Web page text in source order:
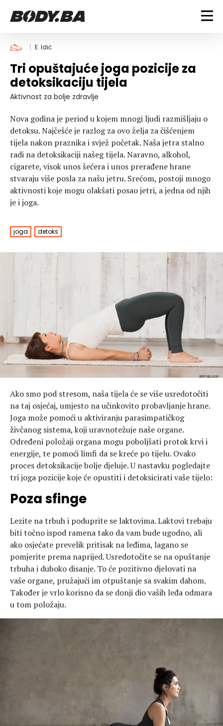
FITNESS
Vježbanje
Mršanje
Discipline
BODYBUILDING
Trening i vježbe
Savjeti
Ostalo
ISHRANA
Dijete
Nutricionizam
Recepti
Suplementi
Tablica kalorija
ZDRAVLJE
Um i tijelo
Povrede i bolesti
Lifestyle
Trudnice
LIFESTYLE
Bodybuilding
Fitness
Ishrana
Hedonizam
VODA
Njega nje
Tehnologija
E. Idić
Tri opuštajuće joga pozicije za
detoksikaciju tijela
Aktivnost za bolje zdravlje
Nova godina je period u kojem mnogi ljudi razmišljaju o
detoksu. Najčešće je razlog za ovo želja za čišćenjem
tijela nakon praznika i svjež početak. Naša jetra stalno
radi na detoksikaciji našeg tijela. Naravno, alkohol,
cigarete, visok unos šećera i unos prerađene hrane
stvaraju više posla za našu jetru. Srećom, postoji mnogo
aktivnosti koje mogu olakšati posao jetri, a jedna od njih
je i joga.
joga detoks
Ako smo pod stresom, naša tijela će se više usredotočiti
na taj osjećaj, umjesto na učinkovito probavljanje hrane.
Joga može pomoći u aktiviranju parasimpatičkog
živčanog sistema, koji uravnotežuje naše organe.
Određeni položaji organa mogu poboljšati protok krvi i
energije, te pomoći limfi da se kreće po tijelu. Ovako
proces detoksikacije bolje djeluje. U nastavku pogledajte
tri joga pozicije koje će opustiti i detoksicirati vaše tijelo:
Poza sfinge
Lezite na trbuh i poduprite se laktovima. Laktovi trebaju
biti točno ispod ramena tako da vam bude ugodno, ali
ako osjećate prevelik pritisak na leđima, lagano se
pomjerite prema naprijed. Usredotočite se na opuštanje
trbuha i duboko disanje. To će pozitivno djelovati na
vaše organe, pružajući im otpuštanje sa svakim dahom.
Također je vrlo korisno da se donji dio vaših leđa odmara
u tom položaju.